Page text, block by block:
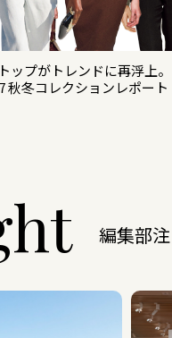
ップがトレンドに再浮上。
秋冬コレクションレポート
編集部